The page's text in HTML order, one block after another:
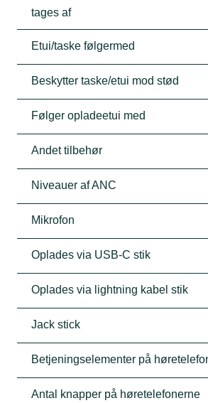
tages af
Etui/taske følgermed
Beskytter taske/etui mod stød
Følger opladeetui med
Andet tilbehør
Niveauer af ANC
Mikrofon
Oplades via USB-C stik
Oplades via lightning kabel stik
Jack stick
Betjeningselementer på
Antal knapper på høretelefonerne